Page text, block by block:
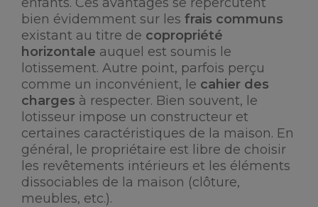
bien évidemment sur les frais communs
existant au titre de copropriété
horizontale auquel est soumis le
lotissement. Autre point, parfois perçu
comme un inconvénient, le cahier des
charges à respecter. Bien souvent, le
lotisseur impose un constructeur et
certaines caractéristiques de la maison. En
général, le propriétaire est libre de choisir
les revêtements intérieurs et les éléments
dissociables de la maison (clôture,
meubles, etc.).